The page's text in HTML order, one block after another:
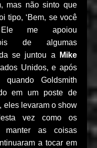
mas não sinto que
tipo, ‘Bem, se você
me apoiou
de algumas
se juntou a
Mike
Unidos, e após
quando Goldsmith
em um poste de
eles levaram o show
vez como os
manter as coisas
a tocar em